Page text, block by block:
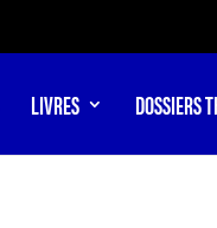
LIVRES DOSSIERS